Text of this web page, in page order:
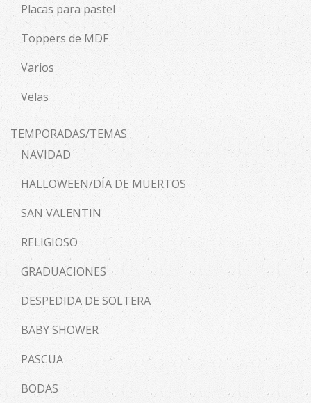
Placas para pastel
Toppers de MDF
Varios
Velas
TEMPORADAS/TEMAS
NAVIDAD
HALLOWEEN/DÍA DE MUERTOS
SAN VALENTIN
RELIGIOSO
GRADUACIONES
DESPEDIDA DE SOLTERA
BABY SHOWER
PASCUA
BODAS